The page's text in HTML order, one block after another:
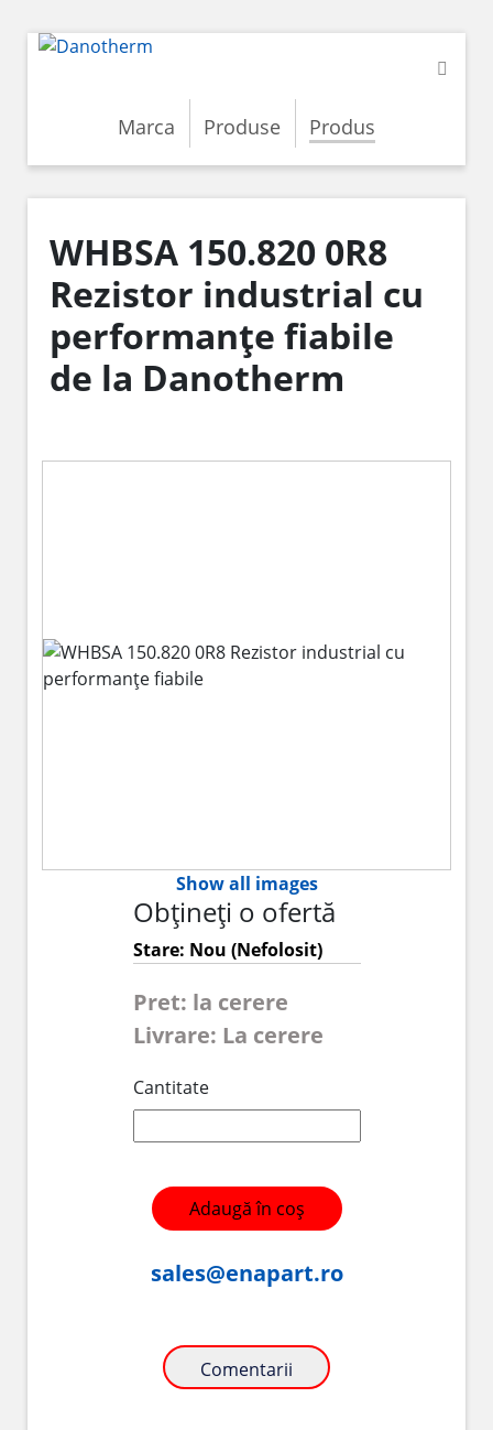
Marca Produse Produs
WHBSA 150.820 0R8
Rezistor industrial cu
performanțe fiabile
de la Danotherm
Show all images
Obțineți o ofertă
Stare: Nou (Nefolosit)
Pret: la cerere
Livrare: La cerere
Cantitate
Adaugă în coș
sales@enapart.ro
Comentarii